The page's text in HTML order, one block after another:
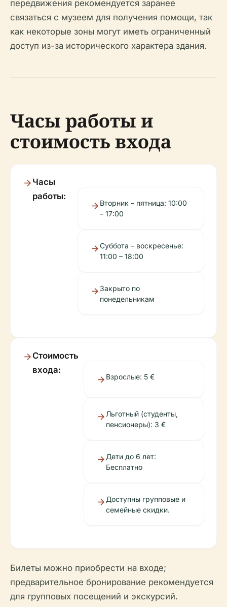
передвижения рекомендуется заранее
связаться с музеем для получения помощи, так
как некоторые зоны могут иметь ограниченный
доступ из-за исторического характера здания.
Часы работы и
стоимость входа
Часы
работы:
Вторник – пятница: 10:00
– 17:00
Суббота – воскресенье:
11:00 – 18:00
Закрыто по
понедельникам
Стоимость
входа:
Взрослые: 5 €
Льготный (студенты,
пенсионеры): 3 €
Дети до 6 лет:
Бесплатно
Доступны групповые и
семейные скидки.
Билеты можно приобрести на входе;
предварительное бронирование рекомендуется
для групповых посещений и экскурсий.